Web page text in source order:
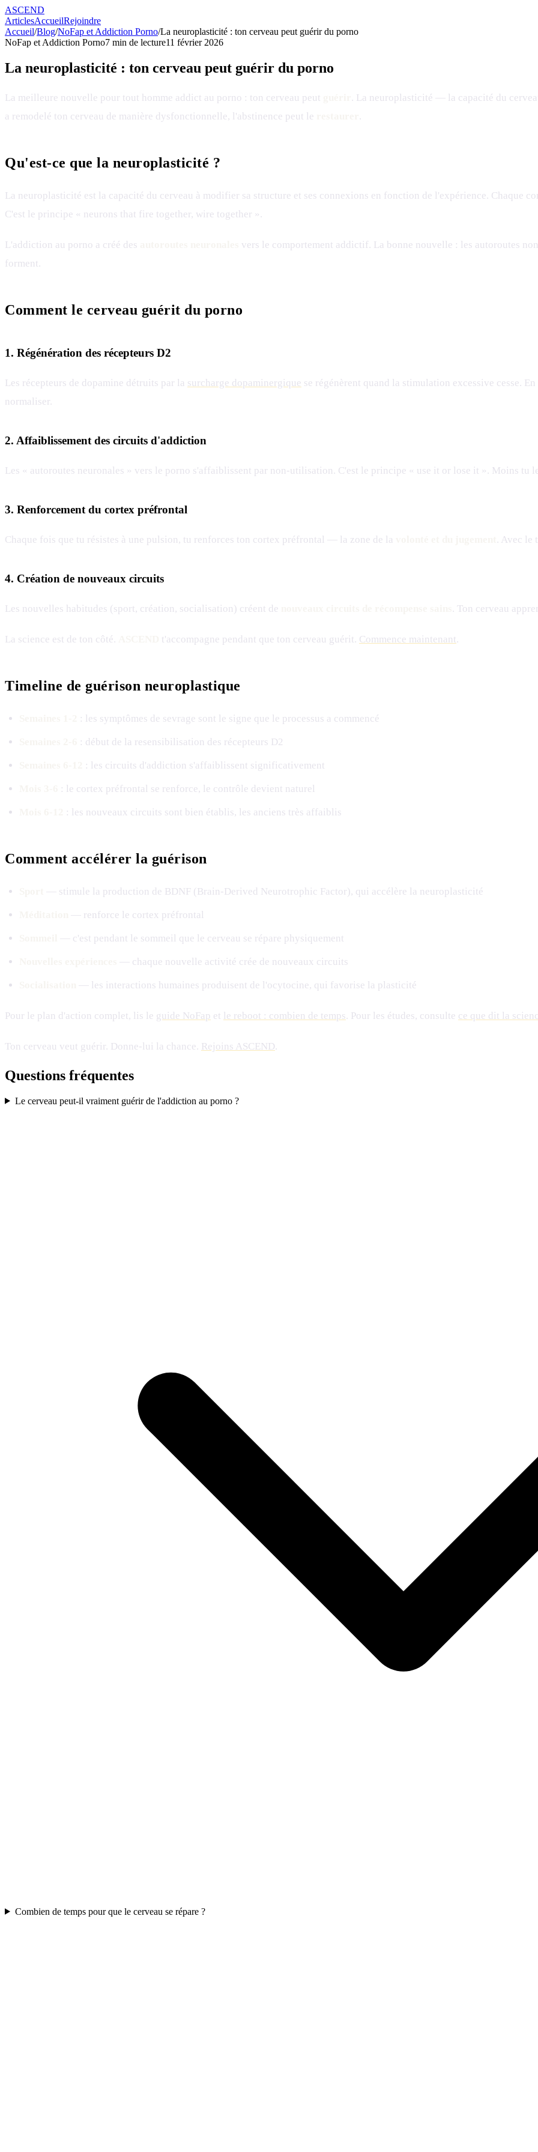
ASCEND
ArticlesAccueilRejoindre
Accueil/Blog/NoFap et Addiction Porno/La neuroplasticité : ton cerveau peut guérir du porno
NoFap et Addiction Porno7 min de lecture11 février 2026
La neuroplasticité : ton cerveau peut guérir du porno
La meilleure nouvelle pour tout homme addict au porno : ton cerveau peut
. La neuroplasticité — la capacité du
a remodelé ton cerveau de manière dysfonctionnelle, l'abstinence peut le
.
Qu'est-ce que la neuroplasticité ?
La neuroplasticité est la capacité du cerveau à modifier sa structure et ses connexions en fonction de l'expérience. Chaque
C'est le principe « neurons that fire together, wire together ».
L'addiction au porno a créé des
vers le comportement addictif. La bonne nouvelle : les autoroutes
forment.
Comment le cerveau guérit du porno
1. Régénération des récepteurs D2
Les récepteurs de dopamine détruits par la surcharge dopaminergique se régénèrent quand la stimulation excessive cesse.
normaliser.
2. Affaiblissement des circuits d'addiction
Les « autoroutes neuronales » vers le porno s'affaiblissent par non-utilisation. C'est le principe « use it or lose it ». Moins tu
3. Renforcement du cortex préfrontal
Chaque fois que tu résistes à une pulsion, tu renforces ton cortex préfrontal — la zone de la . Avec le
4. Création de nouveaux circuits
Les nouvelles habitudes (sport, création, socialisation) créent de . Ton cerveau
La science est de ton côté. t'accompagne pendant que ton cerveau guérit. Commence maintenant.
Timeline de guérison neuroplastique
: les symptômes de sevrage sont le signe que le processus a commencé
: début de la resensibilisation des récepteurs D2
: les circuits d'addiction s'affaiblissent significativement
: le cortex préfrontal se renforce, le contrôle devient naturel
: les nouveaux circuits sont bien établis, les anciens très affaiblis
Comment accélérer la guérison
— stimule la production de BDNF (Brain-Derived Neurotrophic Factor), qui accélère la neuroplasticité
— renforce le cortex préfrontal
— c'est pendant le sommeil que le cerveau se répare physiquement
— chaque nouvelle activité crée de nouveaux circuits
— les interactions humaines produisent de l'ocytocine, qui favorise la plasticité
Pour le plan d'action complet, lis le guide NoFap et le reboot : combien de temps. Pour les études, consulte ce que dit la
Ton cerveau veut guérir. Donne-lui la chance. Rejoins ASCEND.
Questions fréquentes
Le cerveau peut-il vraiment guérir de l'addiction au porno ?
Combien de temps pour que le cerveau se répare ?